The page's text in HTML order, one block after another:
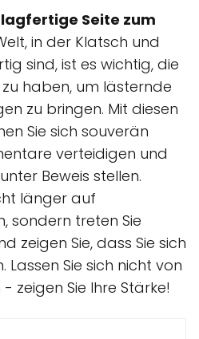
Seite zum
in der Klatsch und
sind, ist es wichtig, die
haben, um lästernde
zu bringen. Mit diesen
Sie sich souverän
verteidigen und
Beweis stellen.
länger auf
sondern treten Sie
zeigen Sie, dass Sie sich
Lassen Sie sich nicht von
zeigen Sie Ihre Stärke!